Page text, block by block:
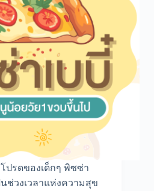
ปรดของเด็กๆ พิซซ่า
ช่วงเวลาแห่งความสุข